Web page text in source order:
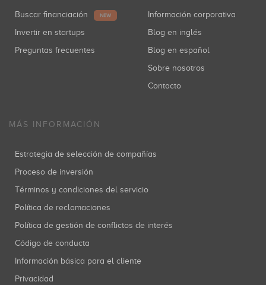
Buscar financiación NEW
Invertir en startups
Preguntas frecuentes
Información corporativa
Blog en inglés
Blog en español
Sobre nosotros
Contacto
MÁS INFORMACIÓN
Estrategia de selección de compañías
Proceso de inversión
Términos y condiciones del servicio
Política de reclamaciones
Política de gestión de conflictos de interés
Código de conducta
Información básica para el cliente
Privacidad